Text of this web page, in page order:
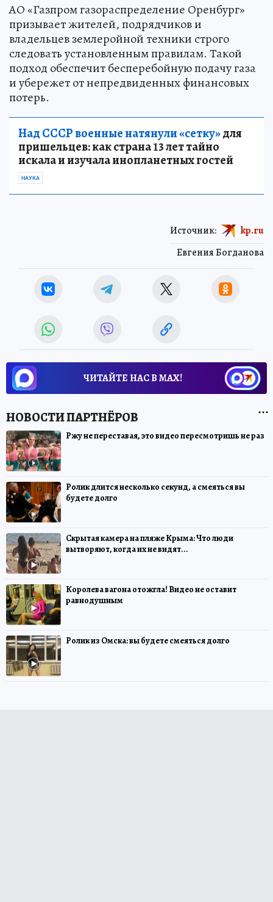
АО «Газпром газораспределение Оренбург»
призывает жителей, подрядчиков и
владельцев землеройной техники строго
следовать установленным правилам. Такой
подход обеспечит бесперебойную подачу газа
и убережет от непредвиденных финансовых
потерь.
Над СССР военные натянули «сетку»для
пришельцев: как страна 13 лет тайно
искала и изучала инопланетных гостей
НАУКА
Евгения Богданова
Источник: kp.ru
ЧИТАЙТЕ НАС В МАХ!
Ржу не переставая, это видео пересмотришь не раз
Ролик длится несколько секунд, а смеяться вы
будете долго
Скрытая камера на пляже Крыма: Что люди
вытворяют, когда их не видят...
Королева вагона отожгла! Видео не оставит
равнодушным
Ролик из Омска: вы будете смеяться долго